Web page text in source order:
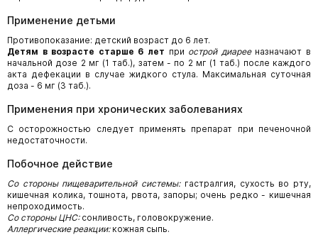
Применение детьми
Противопоказание: детский возраст до 6 лет.
Детям в возрасте старше 6 лет при острой диарееназначают в
начальной дозе 2 мг (1 таб.), затем - по 2 мг (1 таб.) после каждого
акта дефекации в случае жидкого стула. Максимальная суточная
доза - 6 мг (3 таб.).
Применения при хронических заболеваниях
С осторожностью следует применять препарат при печеночной
недостаточности.
Побочное действие
Со стороны пищеварительной системы:гастралгия, сухость во рту,
кишечная колика, тошнота, рвота, запоры; очень редко - кишечная
непроходимость.
Со стороны ЦНС:сонливость, головокружение.
Аллергические реакции:кожная сыпь.